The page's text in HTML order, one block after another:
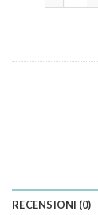
RECENSIONI (0)